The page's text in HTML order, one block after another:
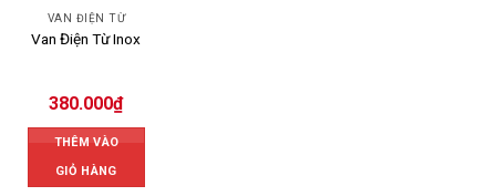
VAN ĐIỆN TỪ
Van Điện Từ Inox
380.000₫
THÊM VÀO
GIỎ HÀNG